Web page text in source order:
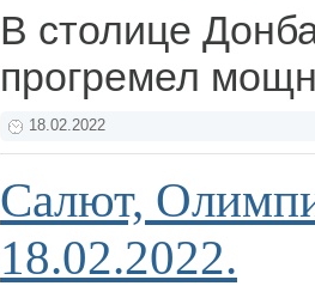
В столице
прогремел
18.02.2022
Салют,
18.02.2022.